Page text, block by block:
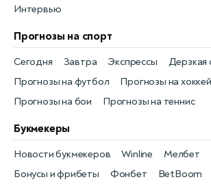
Интервью
Прогнозы на спорт
Прогнозы на футбол
Сегодня
Прогнозы на хоккей
Завтра
Прогнозы на бои
Экспрессы
Прогнозы на теннис
Дерзкая
Букмекеры
Бонусы и фрибеты
Новости букмекеров
Фонбет
Winline
BetBoom
Мелбет